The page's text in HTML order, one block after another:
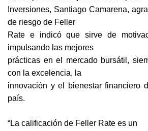
Inversiones, Santiago Camarena,
de riesgo de Feller
Rate e indicó que sirve de
impulsando las mejores
prácticas en el mercado bursátil,
con la excelencia, la
innovación y el bienestar financiero
país.
“La calificación de Feller Rate es un